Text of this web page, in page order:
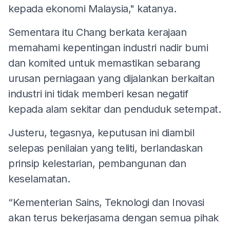
kepada ekonomi Malaysia," katanya.
Sementara itu Chang berkata kerajaan
memahami kepentingan industri nadir bumi
dan komited untuk memastikan sebarang
urusan perniagaan yang dijalankan berkaitan
industri ini tidak memberi kesan negatif
kepada alam sekitar dan penduduk setempat.
Justeru, tegasnya, keputusan ini diambil
selepas penilaian yang teliti, berlandaskan
prinsip kelestarian, pembangunan dan
keselamatan.
“Kementerian Sains, Teknologi dan Inovasi
akan terus bekerjasama dengan semua pihak